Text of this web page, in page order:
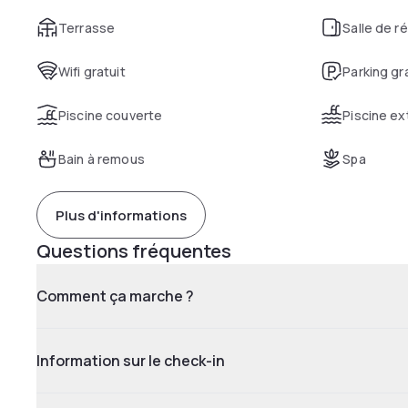
Terrasse Salle de
Wifi gratuit Parking
Piscine couverte Piscine
Bain à remous Spa
Plus d'informations
Questions fréquentes
Comment ça marche ?
Information sur le check-in